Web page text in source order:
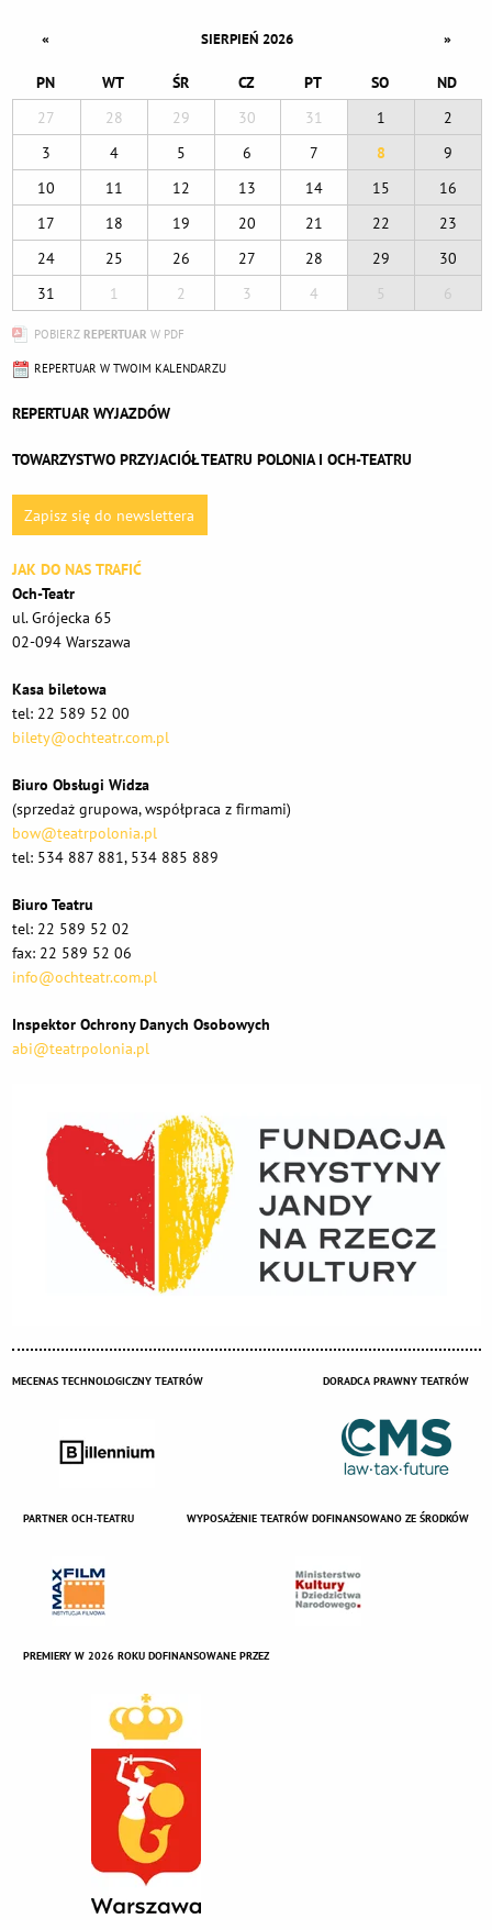
« SIERPIEŃ 2026 »
PN WT ŚR CZ PT SO
ND
27
28 29 30 31 1
2
3
4 5 6 7 8
9
10
11 12 13 14 15
16
17
18 19 20 21 22
23
24
25 26 27 28 29
30
31
1 2 3 4 5 6
POBIERZ REPERTUAR W PDF
REPERTUAR W TWOIM KALENDARZU
REPERTUAR WYJAZDÓW
TOWARZYSTWO PRZYJACIÓŁ TEATRU POLONIA I OCH-TEATRU
Zapisz się do newslettera
JAK DO NAS TRAFIĆ
Och-Teatr
ul. Grójecka 65
02-094 Warszawa
Kasa biletowa
tel: 22 589 52 00
bilety@ochteatr.com.pl
Biuro Obsługi Widza
(sprzedaż grupowa, współpraca z firmami)
bow@teatrpolonia.pl
tel: 534 887 881, 534 885 889
Biuro Teatru
tel: 22 589 52 02
fax: 22 589 52 06
info@ochteatr.com.pl
Inspektor Ochrony Danych Osobowych
abi@teatrpolonia.pl
MECENAS TECHNOLOGICZNY TEATRÓW DORADCA PRAWNY TEATRÓW
PARTNER OCH-TEATRU WYPOSAŻENIE TEATRÓW DOFINANSOWANO ZE ŚRODKÓW
PREMIERY W 2026 ROKU DOFINANSOWANE PRZEZ